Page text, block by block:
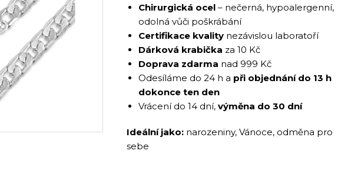
Chirurgická ocel – nečerná, hypoalergenní,
odolná vůči poškrábání
Certifikace kvality nezávislou laboratoří
Dárková krabička za 10 Kč
Doprava zdarma nad 999 Kč
Odesíláme do 24 h a při objednání do 13 h
dokonce ten den
Vrácení do 14 dní, výměna do 30 dní
Ideální jako: narozeniny, Vánoce, odměna pro
sebe